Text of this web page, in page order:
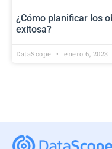
¿Cómo planificar los
exitosa?
DataScope enero 6, 2023